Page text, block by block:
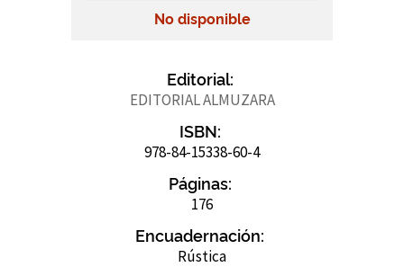
No disponible
Editorial:
EDITORIAL ALMUZARA
ISBN:
978-84-15338-60-4
Páginas:
176
Encuadernación:
Rústica